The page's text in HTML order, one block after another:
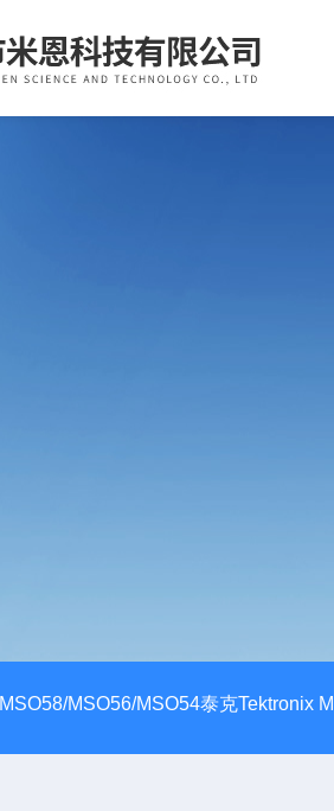
MSO58/MSO56/MSO54泰克Tektronix